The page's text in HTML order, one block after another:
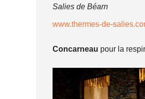
Salies de Béarn
www.thermes-de-
Concarneau pour la